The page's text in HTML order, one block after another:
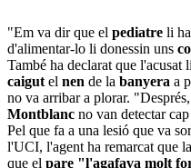
"Em va dir que el pediatre li
d'alimentar-lo li donessin uns
També ha declarat que l'acusat
caigut el nen de la banyera a
no va arribar a plorar.
Montblanc no van detectar
Pel que fa a una lesió que va
l'UCI, l'agent ha remarcat que la
que el pare "l'agafava molt